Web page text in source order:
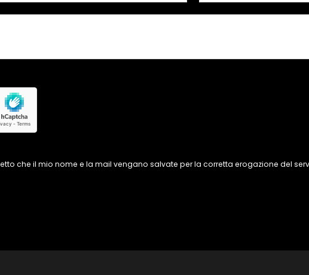
che il mio nome e la mail vengano salvate per la corretta erogazione del